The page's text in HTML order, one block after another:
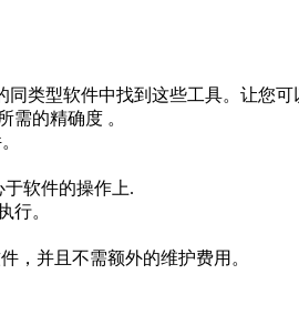
类型软件中找到这些工具。让您可
需的精确度 。
软件的操作上.
行。
，并且不需额外的维护费用。